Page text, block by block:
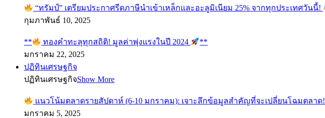
“ทรัมป์” เตรียมประกาศรีดภาษีนำเข้าเหล็กและอะลูมิเนียม 25% จากทุกประเทศวันนี้!
กุมภาพันธ์ 10, 2025
** ทองคำทะลุทุกสถิติ! มูลค่าพุ่งแรงในปี 2024
**
มกราคม 22, 2025
ปฏิทินเศรษฐกิจ
ปฏิทินเศรษฐกิจShow More
แนวโน้มตลาดรายสัปดาห์ (6-10 มกราคม): เจาะลึกข้อมูลสำคัญที่จะเปลี่ยนโฉมตลาด!
มกราคม 5, 2025